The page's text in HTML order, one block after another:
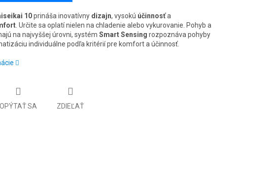
10prináša inovatívny dizajn, vysokú účinnosťa
. Určite sa oplatí nielen na chladenie alebo vykurovanie. Pohyb a
na najvyššej úrovni, systém Smart Sensing rozpoznáva pohyby
individuálne podľa kritérií pre komfort a účinnosť.
OPÝTAŤ SA ZDIEĽAŤ